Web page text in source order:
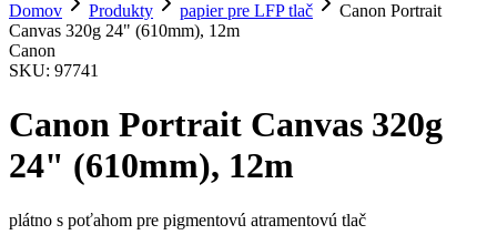
Domov Produkty papier pre LFP tlač
Canon Portrait
Canvas 320g 24" (610mm), 12m
Canon
SKU: 97741
Canon Portrait Canvas 320g
24" (610mm), 12m
plátno s poťahom pre pigmentovú atramentovú tlač